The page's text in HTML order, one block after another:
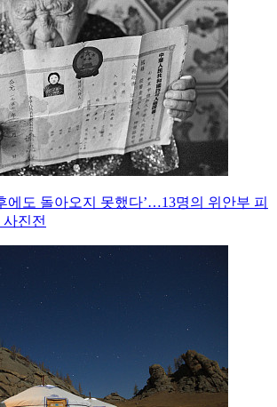
에도 돌아오지 못했다’…13명의 위안부 피
진전